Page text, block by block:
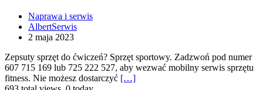
Naprawa i serwis
AlbertSerwis
2 maja 2023
Zepsuty sprzęt do ćwiczeń? Sprzęt sportowy. Zadzwoń pod numer
607 715 169 lub 725 222 527, aby wezwać mobilny serwis sprzętu
fitness. Nie możesz dostarczyć […]